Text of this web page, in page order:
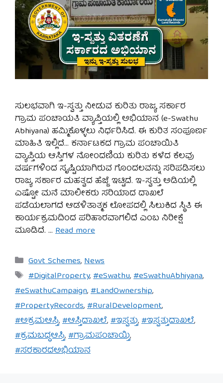
ಸುಲಭವಾಗಿ ಇ-ಸ್ವತ್ತು ನೀಡುವ ಕುರಿತು ರಾಜ್ಯ ಸರ್ಕಾರ
ಗ್ರಾಮ ಪಂಚಾಯತಿ ವ್ಯಾಪ್ತಿಯಲ್ಲಿ ಅಭಿಯಾನ (e-Swathu
Abhiyana) ಹಮ್ಮಿಕೊಳ್ಳಲು ನಿರ್ಧರಿಸಿದೆ. ಈ ಕುರಿತ ಸಂಪೂರ್ಣ
ಮಾಹಿತಿ ಇಲ್ಲಿದೆ… ಕರ್ನಾಟಕದ ಗ್ರಾಮ ಪಂಚಾಯಿತಿ
ವ್ಯಾಪ್ತಿಯ ಆಸ್ತಿಗಳ ನೋಂದಣಿಯ ಕುರಿತು ಕಳೆದ ಕೆಲವು
ವರ್ಷಗಳಿಂದ ಸೃಷ್ಟಿಯಾಗಿರುವ ಗೊಂದಲವನ್ನು ಸರಿಪಡಿಸಲು
ರಾಜ್ಯ ಸರ್ಕಾರ ಮಹತ್ವದ ಹೆಜ್ಜೆ ಇಟ್ಟಿದೆ. ಇ-ಸ್ವತ್ತು ಅಡಿಯಲ್ಲಿ
ಎಷ್ಟೋ ಮನೆ ಮಾಲೀಕರು ಸರಿಯಾದ ದಾಖಲೆ
ಪಡೆಯಲಾಗದೆ ಆಡಳಿತಾತ್ಮಕ ಲೋಪದಲ್ಲಿ ಸಿಲುಕಿದ ಸ್ಥಿತಿ ಈ
ಕಾರ್ಯಕ್ರಮದಿಂದ ಪರಿಹಾರವಾಗಲಿದೆ ಎಂಬ ನಿರೀಕ್ಷೆ
ಮೂಡಿದೆ. … Read more
Categories
Govt Schemes,News
Tags
#DigitalProperty,#eSwathu,#eSwathuAbhiyana,
#eSwathuCampaign,#LandOwnership,
#PropertyRecords,#RuralDevelopment,
#ಅಕ್ರಮಆಸ್ತಿ,#ಆಸ್ತಿದಾಖಲೆ,#ಇಸ್ವತ್ತು,#ಇಸ್ವತ್ತುದಾಖಲೆ,
#ಕ್ರಮಬದ್ಧಆಸ್ತಿ,#ಗ್ರಾಮಪಂಚಾಯ್ತಿ,
#ಸರಕಾರದಅಭಿಯಾನ